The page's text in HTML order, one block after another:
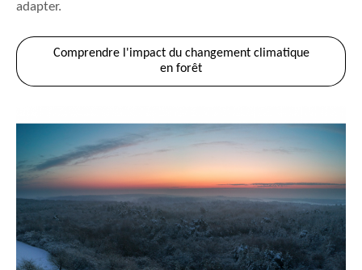
adapter.
Comprendre l'impact du changement climatique
en forêt